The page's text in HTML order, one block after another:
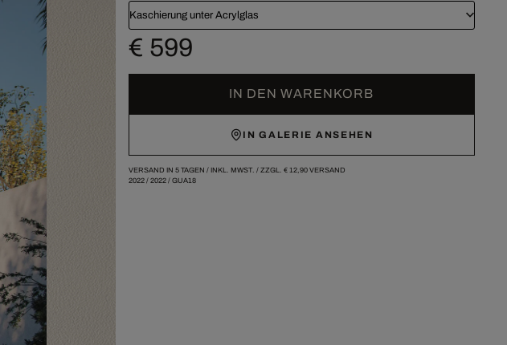
Kaschierung unter Acrylglas
€ 599
IN DEN WARENKORB
IN GALERIE ANSEHEN
VERSAND IN 5 TAGEN / INKL. MWST. / ZZGL. € 12,90VERSAND
2022/ 2022/ GUA18